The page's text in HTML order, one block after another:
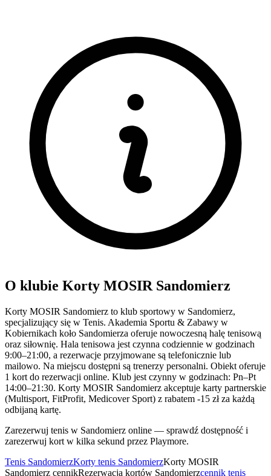
O klubie Korty MOSIR Sandomierz
Korty MOSIR Sandomierz to klub sportowy w Sandomierz,
specjalizujący się w Tenis. Akademia Sportu & Zabawy w
Kobiernikach koło Sandomierza oferuje nowoczesną halę tenisową
oraz siłownię. Hala tenisowa jest czynna codziennie w godzinach
9:00–21:00, a rezerwacje przyjmowane są telefonicznie lub
mailowo. Na miejscu dostępni są trenerzy personalni. Obiekt oferuje
1 kort do rezerwacji online. Klub jest czynny w godzinach: Pn–Pt
14:00–21:30. Korty MOSIR Sandomierz akceptuje karty partnerskie
(Multisport, FitProfit, Medicover Sport) z rabatem -15 zł za każdą
odbijaną kartę.
Zarezerwuj tenis w Sandomierz online — sprawdź dostępność i
zarezerwuj kort w kilka sekund przez Playmore.
Tenis SandomierzKorty tenis SandomierzKorty MOSIR
Sandomierz cennikRezerwacja kortów Sandomierzcennik tenis